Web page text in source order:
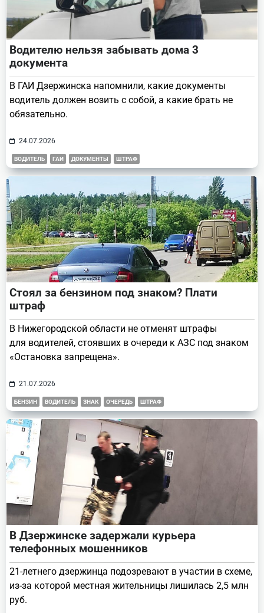
Водителю нельзя забывать дома 3
документа
В ГАИ Дзержинска напомнили, какие документы
водитель должен возить с собой, а какие брать не
обязательно.
24.07.2026
ВОДИТЕЛЬ ГАИ ДОКУМЕНТЫ ШТРАФ
Стоял за бензином под знаком? Плати
штраф
В Нижегородской области не отменят штрафы
для водителей, стоявших в очереди к АЗС под знаком
«Остановка запрещена».
21.07.2026
БЕНЗИН ВОДИТЕЛЬ ЗНАК ОЧЕРЕДЬ ШТРАФ
В Дзержинске задержали курьера
телефонных мошенников
21-летнего дзержинца подозревают в участии в схеме,
из-за которой местная жительницы лишилась 2,5 млн
руб.